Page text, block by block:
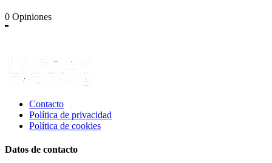
0 Opiniones
Contacto
Política de privacidad
Política de cookies
Datos de contacto